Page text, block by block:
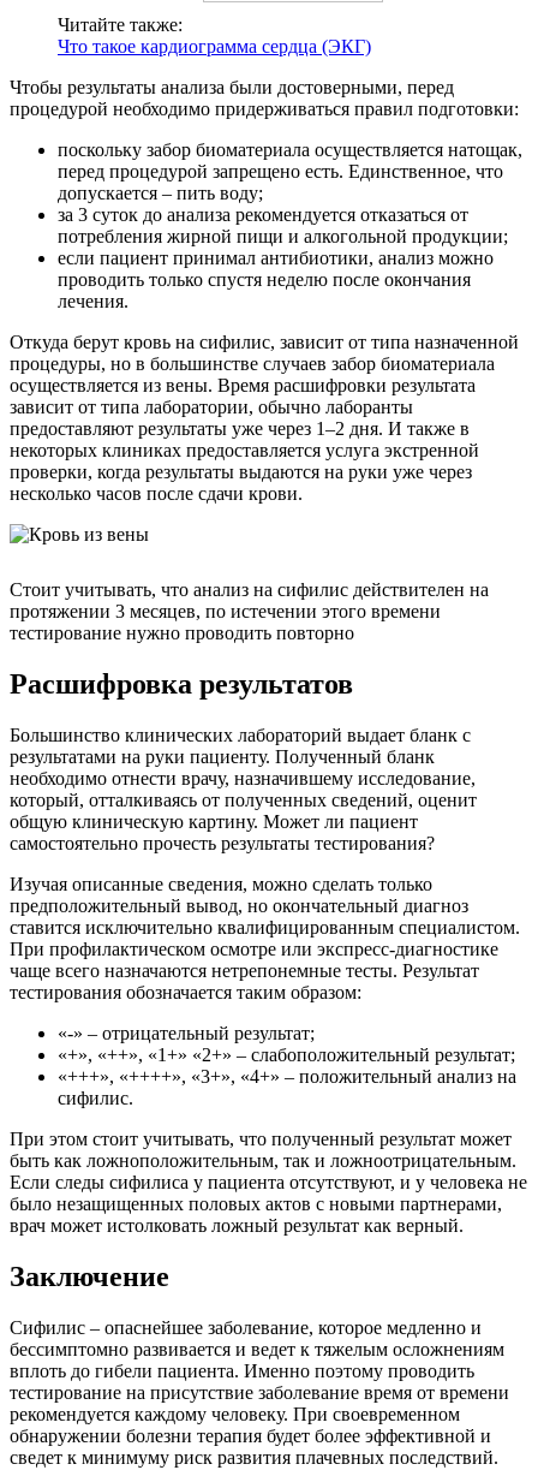
Читайте также:
Что такое кардиограмма сердца (ЭКГ)
Чтобы результаты анализа были достоверными, перед
процедурой необходимо придерживаться правил подготовки:
поскольку забор биоматериала осуществляется натощак,
перед процедурой запрещено есть. Единственное, что
допускается – пить воду;
за 3 суток до анализа рекомендуется отказаться от
потребления жирной пищи и алкогольной продукции;
если пациент принимал антибиотики, анализ можно
проводить только спустя неделю после окончания
лечения.
Откуда берут кровь на сифилис, зависит от типа назначенной
процедуры, но в большинстве случаев забор биоматериала
осуществляется из вены. Время расшифровки результата
зависит от типа лаборатории, обычно лаборанты
предоставляют результаты уже через 1–2 дня. И также в
некоторых клиниках предоставляется услуга экстренной
проверки, когда результаты выдаются на руки уже через
несколько часов после сдачи крови.
Стоит учитывать, что анализ на сифилис действителен на
протяжении 3 месяцев, по истечении этого времени
тестирование нужно проводить повторно
Расшифровка результатов
Большинство клинических лабораторий выдает бланк с
результатами на руки пациенту. Полученный бланк
необходимо отнести врачу, назначившему исследование,
который, отталкиваясь от полученных сведений, оценит
общую клиническую картину. Может ли пациент
самостоятельно прочесть результаты тестирования?
Изучая описанные сведения, можно сделать только
предположительный вывод, но окончательный диагноз
ставится исключительно квалифицированным специалистом.
При профилактическом осмотре или экспресс-диагностике
чаще всего назначаются нетрепонемные тесты. Результат
тестирования обозначается таким образом:
«-» – отрицательный результат;
«+», «++», «1+» «2+» – слабоположительный результат;
«+++», «++++», «3+», «4+» – положительный анализ на
сифилис.
При этом стоит учитывать, что полученный результат может
быть как ложноположительным, так и ложноотрицательным.
Если следы сифилиса у пациента отсутствуют, и у человека не
было незащищенных половых актов с новыми партнерами,
врач может истолковать ложный результат как верный.
Заключение
Сифилис – опаснейшее заболевание, которое медленно и
бессимптомно развивается и ведет к тяжелым осложнениям
вплоть до гибели пациента. Именно поэтому проводить
тестирование на присутствие заболевание время от времени
рекомендуется каждому человеку. При своевременном
обнаружении болезни терапия будет более эффективной и
сведет к минимуму риск развития плачевных последствий.